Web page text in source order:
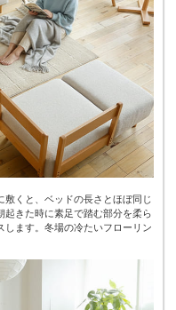
くと、ベッドの長さとほぼ同じ
起きた時に素足で踏む部分を柔ら
ます。冬場の冷たいフローリン